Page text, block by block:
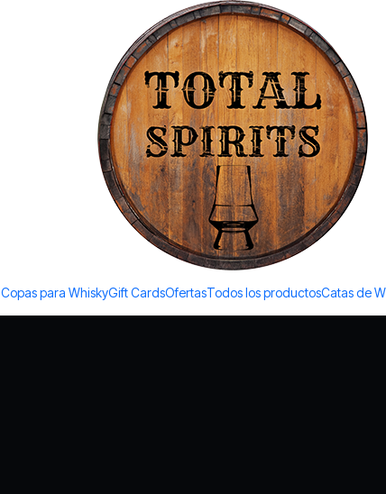
Copas para WhiskyGift CardsOfertasTodos los productosCatas de
Todos los productos estan en stock. Despachamos a todo
Privacy Policy
Contáctanos
info@totalspirits.cl
56953508855